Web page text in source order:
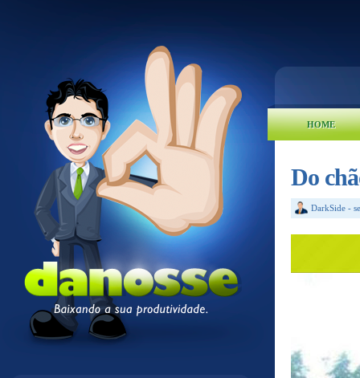
HOME
Do
DarkSide -